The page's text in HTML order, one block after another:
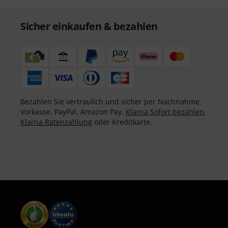
Sicher einkaufen & bezahlen
Bezahlen Sie vertraulich und sicher per Nachnahme,
Vorkasse, PayPal, Amazon Pay, Klarna Sofort bezahlen,
Klarna Ratenzahlung oder Kreditkarte.